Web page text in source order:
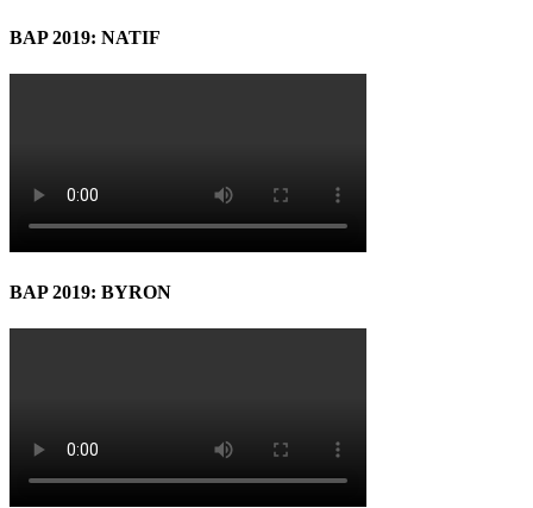
BAP 2019: NATIF
BAP 2019: BYRON